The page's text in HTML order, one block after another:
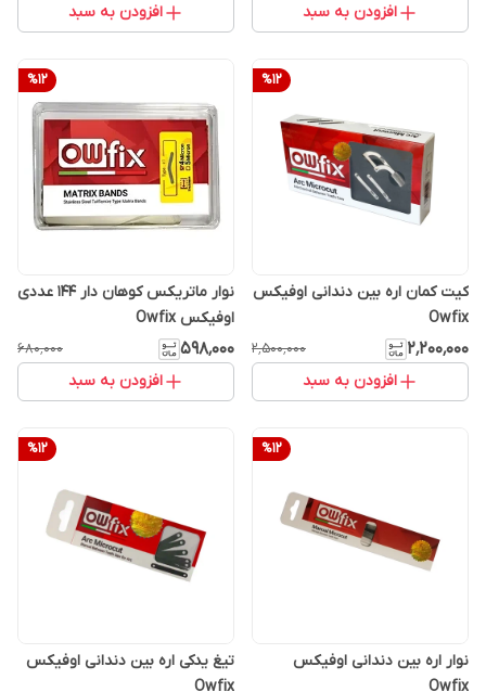
افزودن به سبد افزودن به سبد
%12
کیت کمان اره بین دندانی اوفیکس
Owfix
۲٬۲۰۰٬۰۰۰ ۲٬۵۰۰٬۰۰۰
افزودن به سبد
%12
نوار ماتریکس کوهان دار 144 عددی
اوفیکس Owfix
۵۹۸٬۰۰۰ ۶۸۰٬۰۰۰
افزودن به سبد
%12
نوار اره بین دندانی اوفیکس
Owfix
%12
تیغ یدکی اره بین دندانی اوفیکس
Owfix